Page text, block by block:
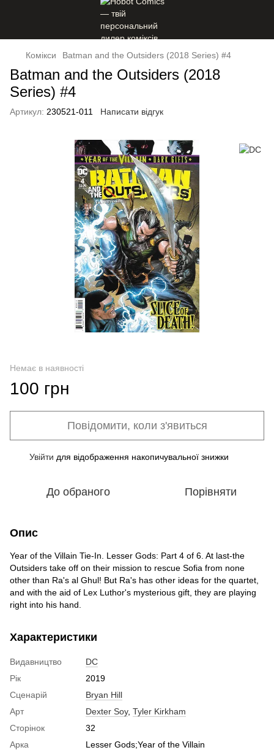
Комікси Batman and the Outsiders (2018 Series) #4
Batman and the Outsiders (2018
Series) #4
Артикул: 230521-011 Написати відгук
Немає в наявності
100 грн
Повідомити, коли з'явиться
Увійти для відображення накопичувальної знижки
До обраного Порівняти
Опис
Year of the Villain Tie-In. Lesser Gods: Part 4 of 6. At last-the
Outsiders take off on their mission to rescue Sofia from none
other than Ra's al Ghul! But Ra's has other ideas for the quartet,
and with the aid of Lex Luthor's mysterious gift, they are playing
right into his hand.
Характеристики
Видавництво
DC
Рік
2019
Сценарій
Bryan Hill
Арт
Dexter Soy, Tyler Kirkham
Сторінок
32
Арка
Lesser Gods;Year of the Villain